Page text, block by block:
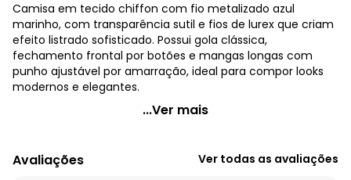
Camisa em tecido chiffon com fio metalizado azul
marinho, com transparência sutil e fios de lurex que criam
efeito listrado sofisticado. Possui gola clássica,
fechamento frontal por botões e mangas longas com
punho ajustável por amarração, ideal para compor looks
modernos e elegantes.
Quintess - Camisa Azul Marinho em Chiffon
Comprimento da manga: Longa
Modelo da manga: Com punho
...Ver mais
Avaliações Ver todas as avaliações